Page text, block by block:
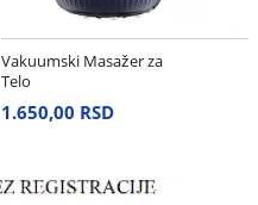
Vakuumski Masažer za
Telo
1.650,00 RSD